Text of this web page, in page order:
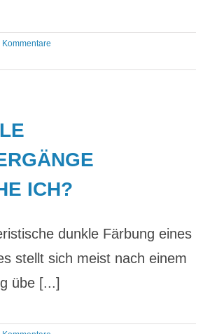
Kommentare
ICH?
dunkle Färbung eines
stellt sich meist nach einem
übe [...]